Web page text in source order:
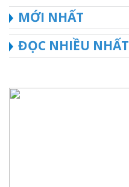
MỚI NHẤT
ĐỌC NHIỀU NHẤT